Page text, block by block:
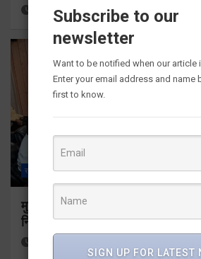
14 hours ago Viri Gairola
राज्य ALL देहरादून
मुख्यमंत्री धामी ने उत्तराखंड क्रीड़ा
निर्माण कार्यों की समीक्षा की
Subscribe to our
newsletter
Want to be notified when our article
Enter your email address and name
first to know.
SIGN UP FOR LATEST